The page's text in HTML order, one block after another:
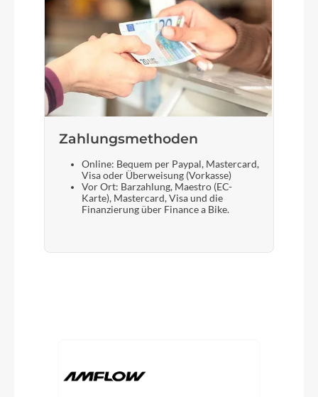
Zahlungsmethoden
Online: Bequem per Paypal, Mastercard,
Visa oder Überweisung (Vorkasse)
Vor Ort: Barzahlung, Maestro (EC-
Karte), Mastercard, Visa und die
Finanzierung über Finance a Bike.